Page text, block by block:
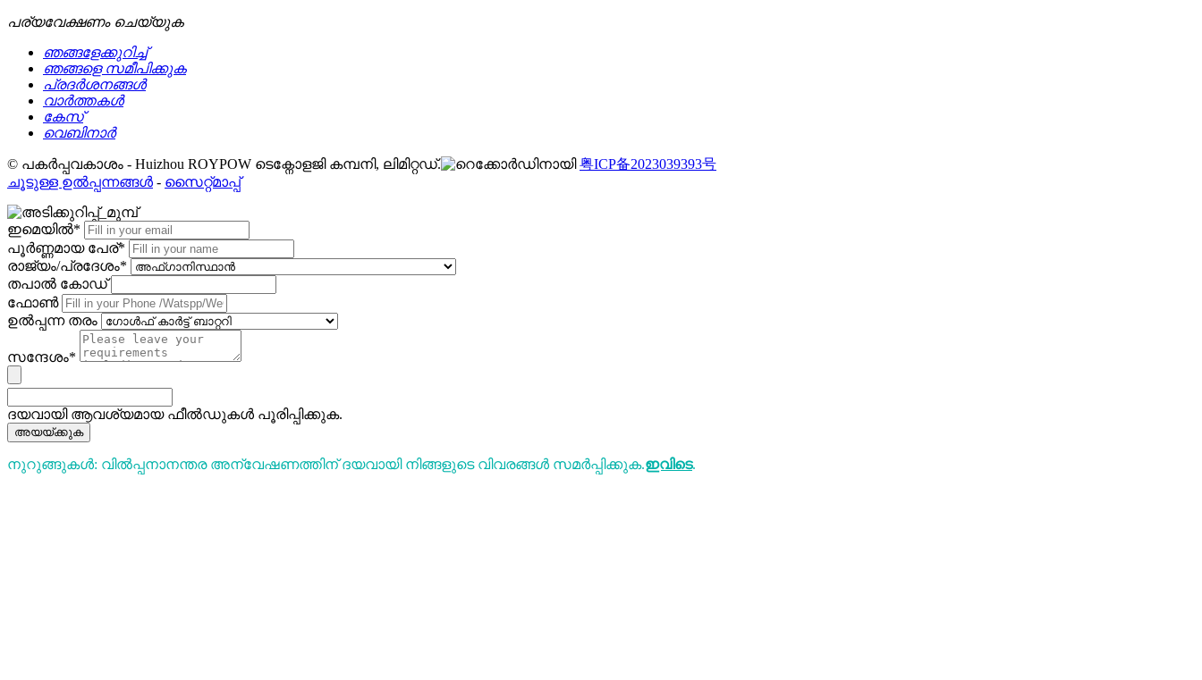
പര്യവേക്ഷണം ചെയ്യുക
ഞങ്ങളേക്കുറിച്ച്
ഞങ്ങളെ സമീപിക്കുക
പ്രദർശനങ്ങൾ
വാർത്തകൾ
കേസ്
വെബിനാർ
© പകർപ്പവകാശം - Huizhou ROYPOW ടെക്നോളജി കമ്പനി, ലിമിറ്റഡ്.
粤ICP备2023039393号
ചൂടുള്ള ഉൽപ്പന്നങ്ങൾ - സൈറ്റ്മാപ്പ്
ഇമെയിൽ*
പൂർണ്ണമായ പേര്*
രാജ്യം/പ്രദേശം*
തപാൽ കോഡ്
ഫോൺ
ഉൽപ്പന്ന തരം
സന്ദേശം*
ദയവായി ആവശ്യമായ ഫീൽഡുകൾ പൂരിപ്പിക്കുക.
അയയ്ക്കുക
നുറുങ്ങുകൾ: വിൽപ്പനാനന്തര അന്വേഷണത്തിന് ദയവായി നിങ്ങളുടെ വിവരങ്ങൾ സമർപ്പിക്കുക.ഇവിടെ.